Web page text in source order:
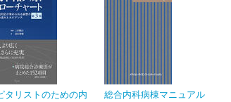
タリストのための内
総合内科病棟マニュアル